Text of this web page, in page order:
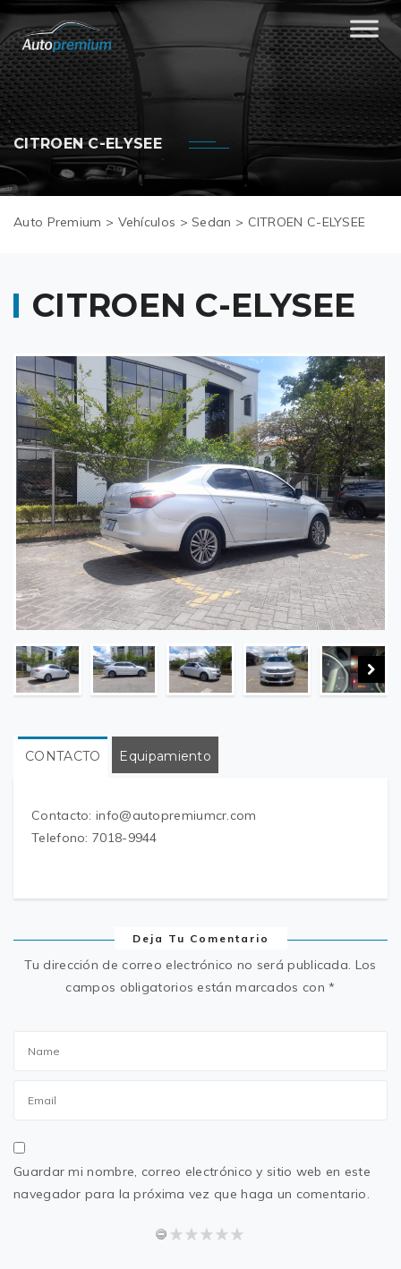
CITROEN C-ELYSEE
Auto Premium > Vehículos >Sedan > CITROEN C-ELYSEE
CITROEN C-ELYSEE
CONTACTO Equipamiento
Contacto: info@autopremiumcr.com
Telefono: 7018-9944
Deja Tu Comentario
Tu dirección de correo electrónico no será publicada. Los
campos obligatorios están marcados con*
Guardar mi nombre, correo electrónico y sitio web en este
navegador para la próxima vez que haga un comentario.